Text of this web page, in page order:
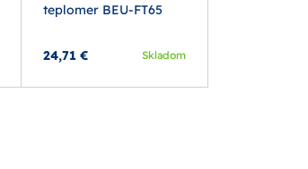
teplomer BEU-FT65
24,71 € Skladom